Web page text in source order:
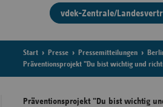
vdek-Zentrale/
Start Presse Pressemitteilungen
Präventionsprojekt "Du bist wichtig und
Präventionsprojekt "Du bist wichtig